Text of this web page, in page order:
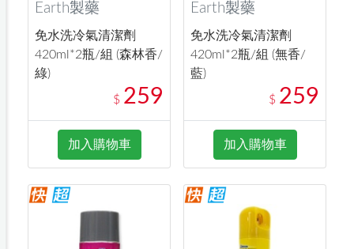
Earth製藥
免水洗冷氣清潔劑
420ml*2瓶/組 (森林香/
綠)
$ 259
加入購物車
Earth製藥
免水洗冷氣清潔劑
420ml*2瓶/組 (無香/
藍)
$ 259
加入購物車